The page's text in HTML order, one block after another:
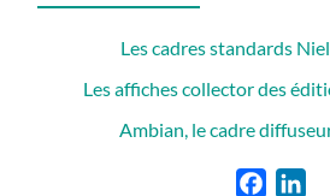
Les cadres standards
Les affiches collector des
Ambian, le cadre